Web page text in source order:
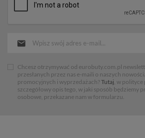
Chcesz otrzymywać od eurobuty.com.pl
przesłanych przez nas e-maili o naszych
promocyjnych i wyprzedażach? Tutaj, w
szczegółowy opis tego, w jaki sposób będziemy
osobowe, przekazane nam w formularzu.